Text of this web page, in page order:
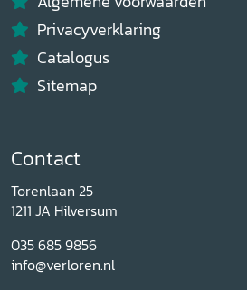
Privacyverklaring
Catalogus
Sitemap
Contact
Torenlaan 25
1211 JA Hilversum
035 685 9856
info@verloren.nl